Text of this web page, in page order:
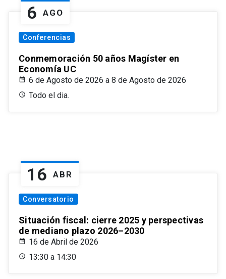
6 AGO
Conferencias
Conmemoración 50 años Magíster en
Economía UC
6 de Agosto de 2026 a 8 de Agosto de 2026
Todo el dia.
16 ABR
Conversatorio
Situación fiscal: cierre 2025 y perspectivas
de mediano plazo 2026–2030
16 de Abril de 2026
13:30 a 14:30